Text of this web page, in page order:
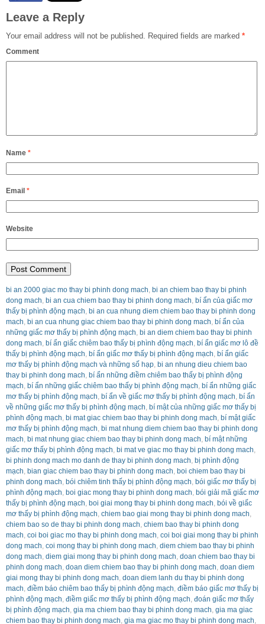
Leave a Reply
Your email address will not be published. Required fields are marked *
Comment
Name *
Email *
Website
bi an 2000 giac mo thay bi phinh dong mach, bi an chiem bao thay bi phinh
dong mach, bi an cua chiem bao thay bi phinh dong mach, bí ẩn của giấc mơ
thấy bị phình động mạch, bi an cua nhung diem chiem bao thay bi phinh dong
mach, bi an cua nhung giac chiem bao thay bi phinh dong mach, bí ẩn của
những giấc mơ thấy bị phình động mạch, bi an diem chiem bao thay bi phinh
dong mach, bí ẩn giấc chiêm bao thấy bị phình động mạch, bí ẩn giấc mơ lô đề
thấy bị phình động mạch, bí ẩn giấc mơ thấy bị phình động mạch, bí ẩn giấc
mơ thấy bị phình động mạch và những số hạp, bi an nhung dieu chiem bao
thay bi phinh dong mach, bí ẩn những điềm chiêm bao thấy bị phình động
mạch, bí ẩn những giấc chiêm bao thấy bị phình động mạch, bí ẩn những giấc
mơ thấy bị phình động mạch, bí ẩn về giấc mơ thấy bị phình động mạch, bí ẩn
về những giấc mơ thấy bị phình động mạch, bí mật của những giấc mơ thấy bị
phình động mạch, bi mat giac chiem bao thay bi phinh dong mach, bí mật giấc
mơ thấy bị phình động mạch, bi mat nhung diem chiem bao thay bi phinh dong
mach, bi mat nhung giac chiem bao thay bi phinh dong mach, bí mật những
giấc mơ thấy bị phình động mạch, bi mat ve giac mo thay bi phinh dong mach,
bi phinh dong mach mo danh de thay bi phinh dong mach, bị phình động
mạch, bian giac chiem bao thay bi phinh dong mach, boi chiem bao thay bi
phinh dong mach, bói chiêm tinh thấy bị phình động mạch, bói giấc mơ thấy bị
phình động mạch, boi giac mong thay bi phinh dong mach, bói giải mã giấc mơ
thấy bị phình động mạch, boi giai mong thay bi phinh dong mach, bói về giấc
mơ thấy bị phình động mạch, chiem bao giai mong thay bi phinh dong mach,
chiem bao so de thay bi phinh dong mach, chiem bao thay bi phinh dong
mach, coi boi giac mo thay bi phinh dong mach, coi boi giai mong thay bi phinh
dong mach, coi mong thay bi phinh dong mach, diem chiem bao thay bi phinh
dong mach, diem giai mong thay bi phinh dong mach, doan chiem bao thay bi
phinh dong mach, doan diem chiem bao thay bi phinh dong mach, doan diem
giai mong thay bi phinh dong mach, doan diem lanh du thay bi phinh dong
mach, điềm báo chiêm bao thấy bị phình động mạch, điềm báo giấc mơ thấy bị
phình động mạch, điềm giấc mơ thấy bị phình động mạch, đoán giấc mơ thấy
bị phình động mạch, gia ma chiem bao thay bi phinh dong mach, gia ma giac
chiem bao thay bi phinh dong mach, gia ma giac mo thay bi phinh dong mach,